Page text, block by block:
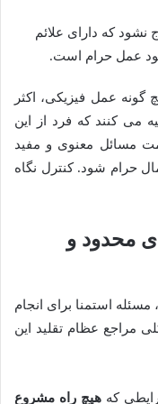
نشود که دارای علائم
عمل حرام است.
عمل فیزیکی، اکثر
می کنند که فرد از این
مسائل معنوی و مفید
حرام شود. کنترل نگاه
محدود و
استمنا برای انجام
مراجع عظام تقلید این
کههیچ راه مشروع